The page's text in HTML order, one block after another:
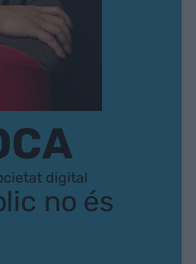
digital
no és